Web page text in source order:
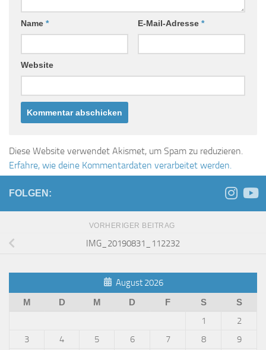
Name * E-Mail-Adresse *
Website
Diese Website verwendet Akismet, um Spam zu reduzieren.
Erfahre, wie deine Kommentardaten verarbeitet werden.
FOLGEN:
VORHERIGER BEITRAG
IMG_20190831_112232
August 2026
M D M D F S S
1
2
3
4 5 6 7 8 9